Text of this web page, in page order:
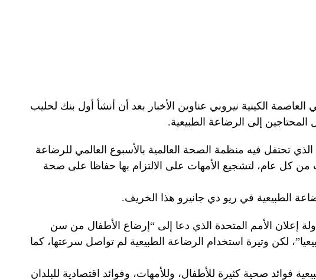
الكينية نيروبي عناوين الأخبار بعد أن أنشأ أول بنك لحليب
المحتاجين إلى الرضاعة الطبيعية.
تحتفل فيه منظمة الصحة العالمية بالأسبوع العالمي للرضاعة
إلى 7 أغسطس/آب من كل عام، لتشجيع الأمهات على الالتزام بها حفاظا على صحة
الطبيعية في ريو دي جانيرو هذا الخريف.
عام 1990 تبنت حكومات 34 دولة إعلان الأمم المتحدة الذي دعا إلى “إرضاع الأطفال من سن
سن 4 إلى 6 أشهر طبيعيا”، لكن وتيرة استخدام الرضاعة الطبيعية لم تواصل سرعتها، كما
فوائد صحية كثيرة للأطفال، وللأمهات، وفوائد اقتصادية للبلدان